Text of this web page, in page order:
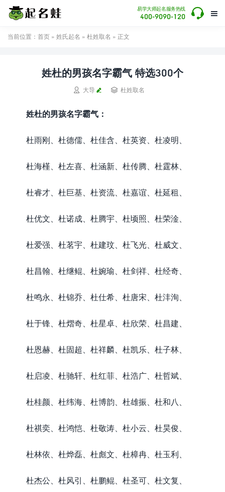

易学大师起名服务热线
400-9090-120 
当前位置： 首页 » 姓氏起名 » 杜姓取名 » 正文
姓杜的男孩名字霸气 特选300个
 大导  杜姓取名
姓杜的男孩名字霸气：
杜雨刚、杜德儒、杜佳含、杜英资、杜凌明、
杜海槿、杜左喜、杜涵新、杜传腾、杜霆林、
杜睿才、杜巨基、杜资流、杜嘉谊、杜延租、
杜优文、杜诺成、杜腾宇、杜顷照、杜荣淦、
杜爱强、杜茗宇、杜建玟、杜飞光、杜威文、
杜昌翰、杜继鲲、杜婉瑜、杜剑祥、杜经奇、
杜鸣永、杜锦乔、杜仕希、杜唐宋、杜沣洵、
杜于锋、杜熠奇、杜星卓、杜欣荣、杜昌建、
杜恩赫、杜固超、杜祥麟、杜凯乐、杜子林、
杜启凌、杜驰轩、杜红菲、杜浩广、杜哲斌、
杜桂颜、杜纬海、杜博韵、杜雄振、杜和八、
杜祺奕、杜鸿恺、杜敬涛、杜小云、杜昊俊、
杜林依、杜烨磊、杜彪文、杜樟冉、杜玉利、
杜杰公、杜风引、杜鹏鲲、杜圣可、杜文复、